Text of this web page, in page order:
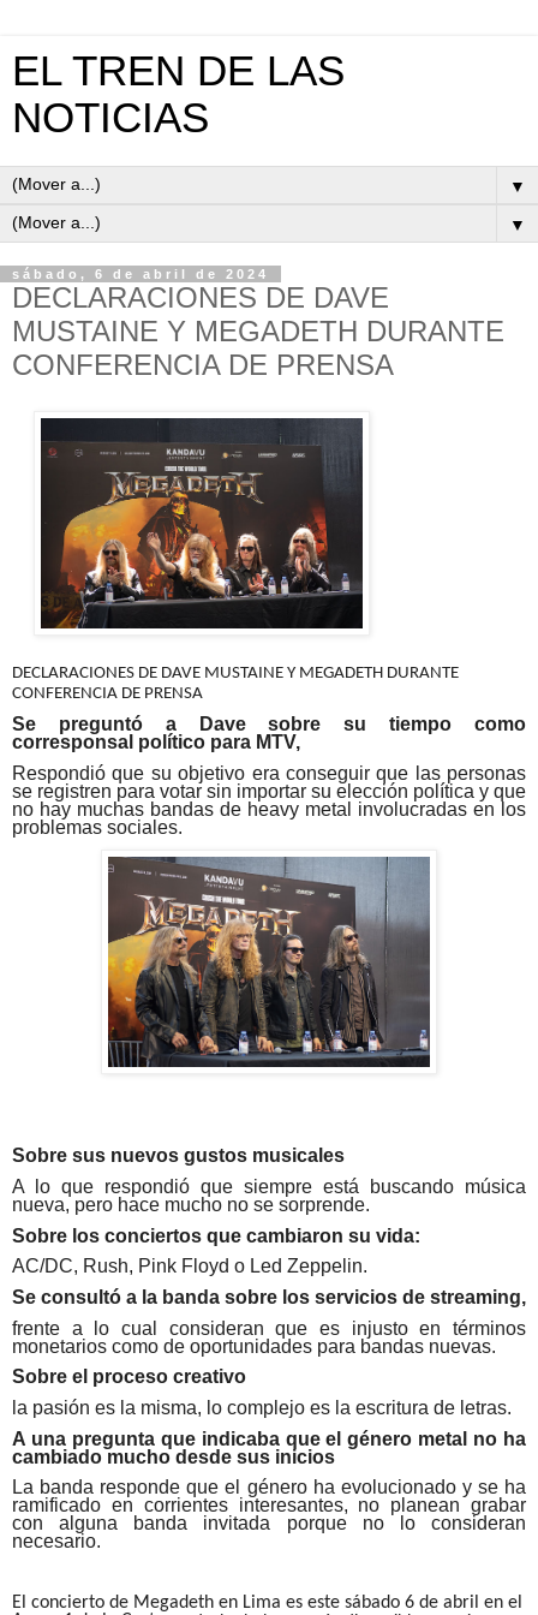
EL TREN DE LAS
NOTICIAS
▼
▼
sábado, 6 de abril de 2024
DECLARACIONES DE DAVE
MUSTAINE Y MEGADETH DURANTE
CONFERENCIA DE PRENSA
DECLARACIONES DE DAVE MUSTAINE Y MEGADETH DURANTE
CONFERENCIA DE PRENSA
Se preguntó a Dave sobre su tiempo como
corresponsal político para MTV,
Respondió que su objetivo era conseguir que las personas
se registren para votar sin importar su elección política y que
no hay muchas bandas de heavy metal involucradas en los
problemas sociales.
Sobre sus nuevos gustos musicales
A lo que respondió que siempre está buscando música
nueva, pero hace mucho no se sorprende.
Sobre los conciertos que cambiaron su vida:
AC/DC, Rush, Pink Floyd o Led Zeppelin.
Se consultó a la banda sobre los servicios de streaming,
frente a lo cual consideran que es injusto en términos
monetarios como de oportunidades para bandas nuevas.
Sobre el proceso creativo
la pasión es la misma, lo complejo es la escritura de letras.
A una pregunta que indicaba que el género metal no ha
cambiado mucho desde sus inicios
La banda responde que el género ha evolucionado y se ha
ramificado en corrientes interesantes, no planean grabar
con alguna banda invitada porque no lo consideran
necesario.
El concierto de Megadeth en Lima es este sábado 6 de abril en el